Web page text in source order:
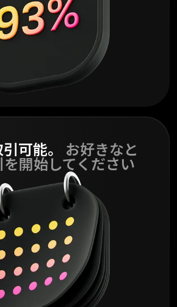
可能。 お好きなと
を開始してください